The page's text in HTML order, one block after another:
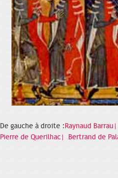
De gauche à droite :Raynaud Barrau|
Pierre de Querilhac|
Bertrand de